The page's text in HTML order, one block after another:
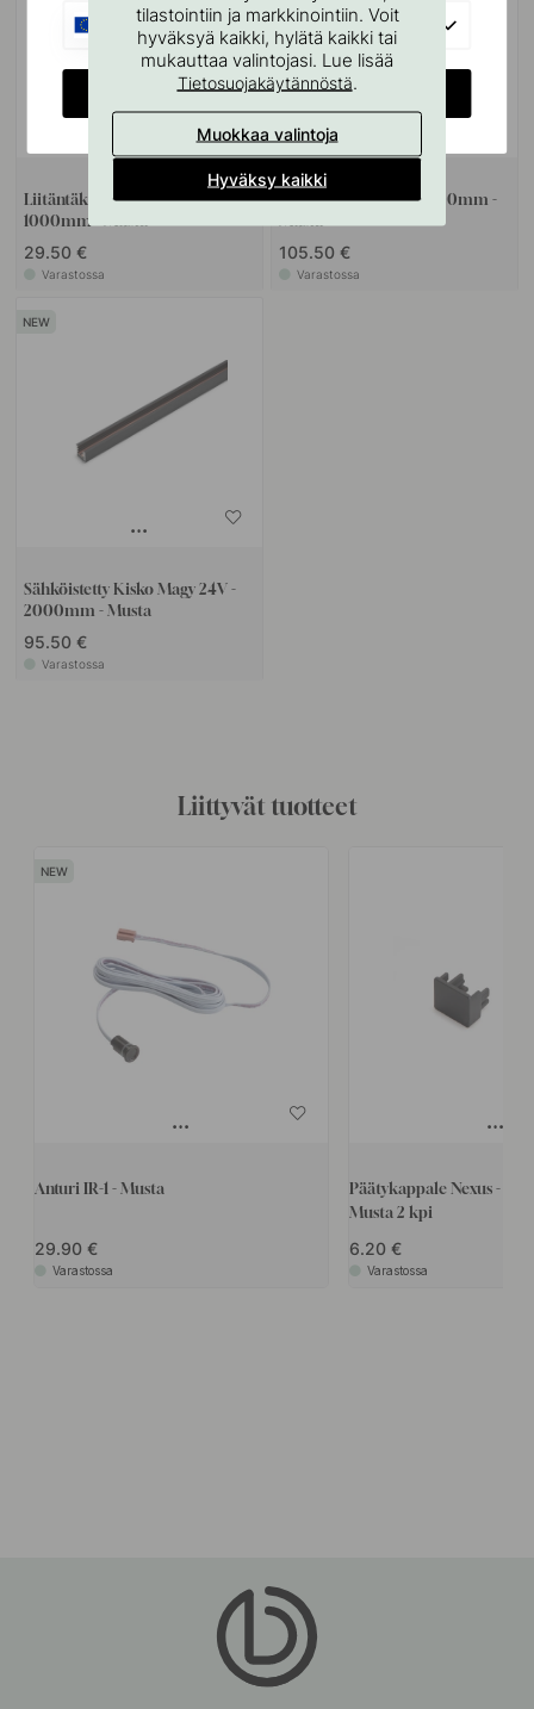
Liitäntäkaapeli Magy Micro 24 -
1000mm - Musta
29.50 €
Varastossa
Peiteprofiili Magy - 2000mm -
105.50 €
Varastossa
Sähköistetty Kisko Magy 24V -
2000mm - Musta
95.50 €
Varastossa
Liittyvät tuotteet
Anturi IR-1 - Musta
29.90
Varastossa
Päätykappale Nexus -
Musta 2 kpi
6.20
Varastossa
tilastointiin ja markkinointiin. Voit
hyväksyä kaikki, hylätä kaikki tai
mukauttaa valintojasi. Lue lisää
Tietosuojakäytännöstä.
Muokkaa valintoja
Hyväksy kaikki
EU
CHANGE COUNTRY